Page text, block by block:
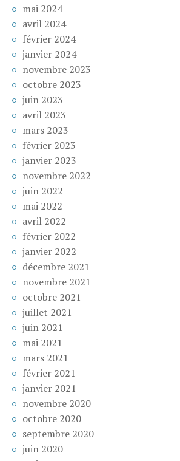
mai 2024
avril 2024
février 2024
janvier 2024
novembre 2023
octobre 2023
juin 2023
avril 2023
mars 2023
février 2023
janvier 2023
novembre 2022
juin 2022
mai 2022
avril 2022
février 2022
janvier 2022
décembre 2021
novembre 2021
octobre 2021
juillet 2021
juin 2021
mai 2021
mars 2021
février 2021
janvier 2021
novembre 2020
octobre 2020
septembre 2020
juin 2020